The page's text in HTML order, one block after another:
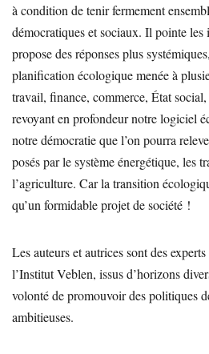
à condition de tenir fermement
démocratiques et sociaux. Il pointe les
propose des réponses plus
planification écologique menée à
travail, finance, commerce, État
revoyant en profondeur notre logiciel
notre démocratie que l’on pourra
posés par le système énergétique, les
l’agriculture. Car la transition
qu’un formidable projet de société !
Les auteurs et autrices sont des
l’Institut Veblen, issus d’horizons
volonté de promouvoir des politiques
ambitieuses.